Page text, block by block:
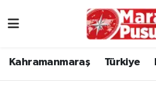
Kahramanmaraş Türkiye